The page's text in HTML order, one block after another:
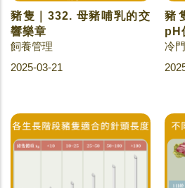
豬隻｜332. 母豬哺乳的交
響樂章
飼養管理
2025-03-21
豬
pH
冷